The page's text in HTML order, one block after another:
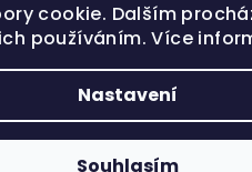
cookie. Dalším
používáním. Více
Nastavení
Souhlasím